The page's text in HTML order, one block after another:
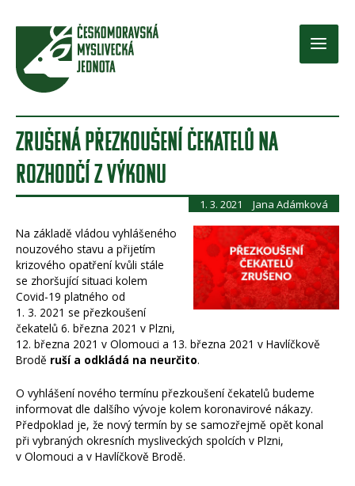
Main
ZRUŠENÁ PŘEZKOUŠENÍ ČEKATELŮ NA
ROZHODČÍ Z VÝKONU
1. 3. 2021 Jana Adámková
Na základě vládou vyhlášeného
nouzového stavu a přijetím
krizového opatření kvůli stále
se zhoršující situaci kolem
Covid-19 platného od
1. 3. 2021 se přezkoušení
čekatelů 6. března 2021 v Plzni,
12. března 2021 v Olomouci a 13. března 2021 v Havlíčkově
Brodě ruší a odkládá na neurčito.
O vyhlášení nového termínu přezkoušení čekatelů budeme
informovat dle dalšího vývoje kolem koronavirové nákazy.
Předpoklad je, že nový termín by se samozřejmě opět konal
při vybraných okresních mysliveckých spolcích v Plzni,
v Olomouci a v Havlíčkově Brodě.